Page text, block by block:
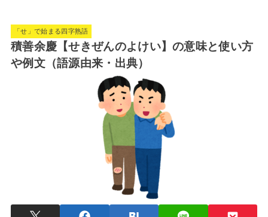
「せ」で始まる四字熟語
積善余慶【せきぜんのよけい】の意味と使い方
や例文（語源由来・出典）